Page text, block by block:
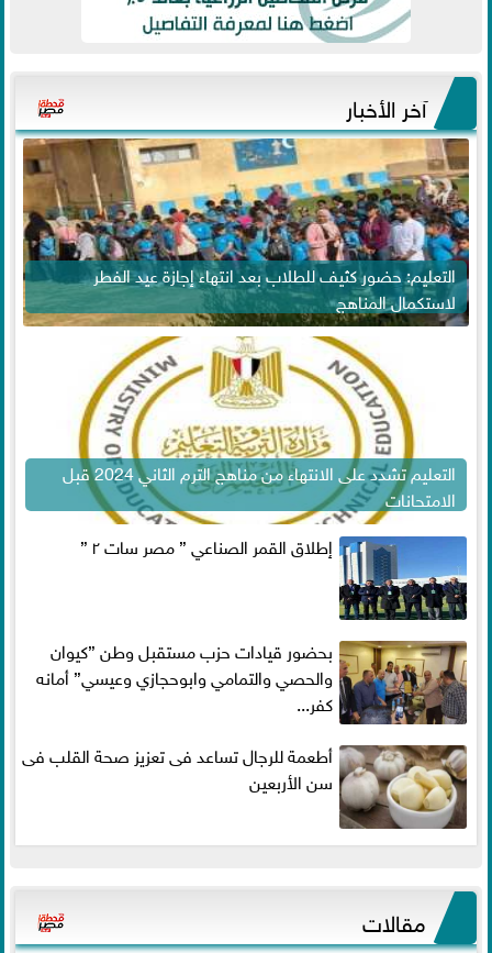
آخر الأخبار
التعليم: حضور كثيف للطلاب بعد انتهاء إجازة عيد الفطر
لاستكمال المناهج
التعليم تشدد على الانتهاء من مناهج الترم الثاني 2024 قبل
الامتحانات
إطلاق القمر الصناعي ” مصر سات ٢ ”
بحضور قيادات حزب مستقبل وطن ”كيوان
والحصي والتمامي وابوحجازي وعيسي” أمانه
كفر...
أطعمة للرجال تساعد فى تعزيز صحة القلب فى
سن الأربعين
مقالات